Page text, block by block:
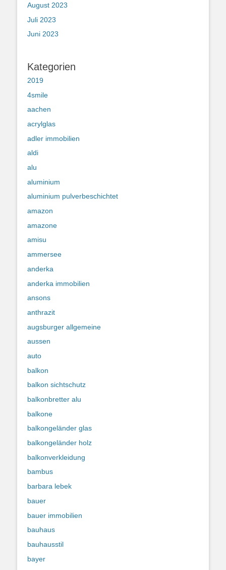
August 2023
Juli 2023
Juni 2023
Kategorien
2019
4smile
aachen
acrylglas
adler immobilien
aldi
alu
aluminium
aluminium pulverbeschichtet
amazon
amazone
amisu
ammersee
anderka
anderka immobilien
ansons
anthrazit
augsburger allgemeine
aussen
auto
balkon
balkon sichtschutz
balkonbretter alu
balkone
balkongeländer glas
balkongeländer holz
balkonverkleidung
bambus
barbara lebek
bauer
bauer immobilien
bauhaus
bauhausstil
bayer